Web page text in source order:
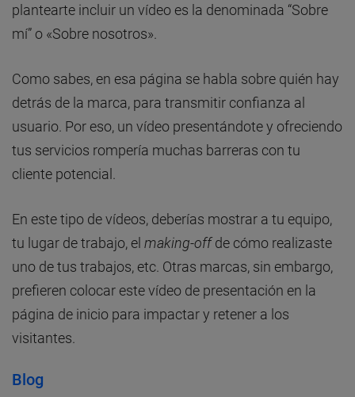
plantearte incluir un vídeo es la denominada “Sobre
mí” o «Sobre nosotros».
Como sabes, en esa página se habla sobre quién hay
detrás de la marca, para transmitir confianza al
usuario. Por eso, un vídeo presentándote y ofreciendo
tus servicios rompería muchas barreras con tu
cliente potencial.
En este tipo de vídeos, deberías mostrar a tu equipo,
tu lugar de trabajo, el making-offde cómo realizaste
uno de tus trabajos, etc. Otras marcas, sin embargo,
prefieren colocar este vídeo de presentación en la
página de inicio para impactar y retener a los
visitantes.
Blog